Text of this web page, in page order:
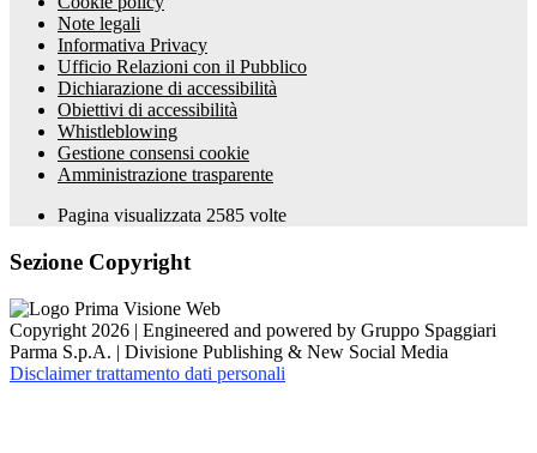
Note legali
Informativa Privacy
Ufficio Relazioni con il Pubblico
Dichiarazione di accessibilità
Obiettivi di accessibilità
Whistleblowing
Gestione consensi cookie
Amministrazione trasparente
Pagina visualizzata 2585 volte
Sezione Copyright
Copyright 2026 | Engineered and powered by Gruppo Spaggiari
Parma S.p.A. | Divisione Publishing & New Social Media
Disclaimer trattamento dati personali